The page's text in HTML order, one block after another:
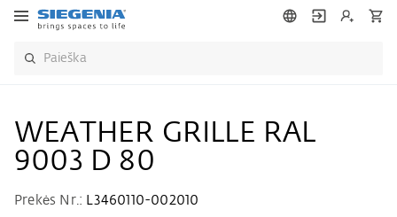
WEATHER GRILLE RAL
9003 D 80
Prekės Nr.: L3460110-002010